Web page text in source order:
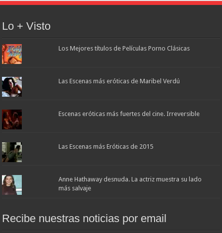
Lo + Visto
Los Mejores títulos de Películas Porno Clásicas
Las Escenas más eróticas de Maribel Verdú
Escenas eróticas más fuertes del cine. Irreversible
Las Escenas más Eróticas de 2015
Anne Hathaway desnuda. La actriz muestra su lado
más salvaje
Recibe nuestras noticias por email